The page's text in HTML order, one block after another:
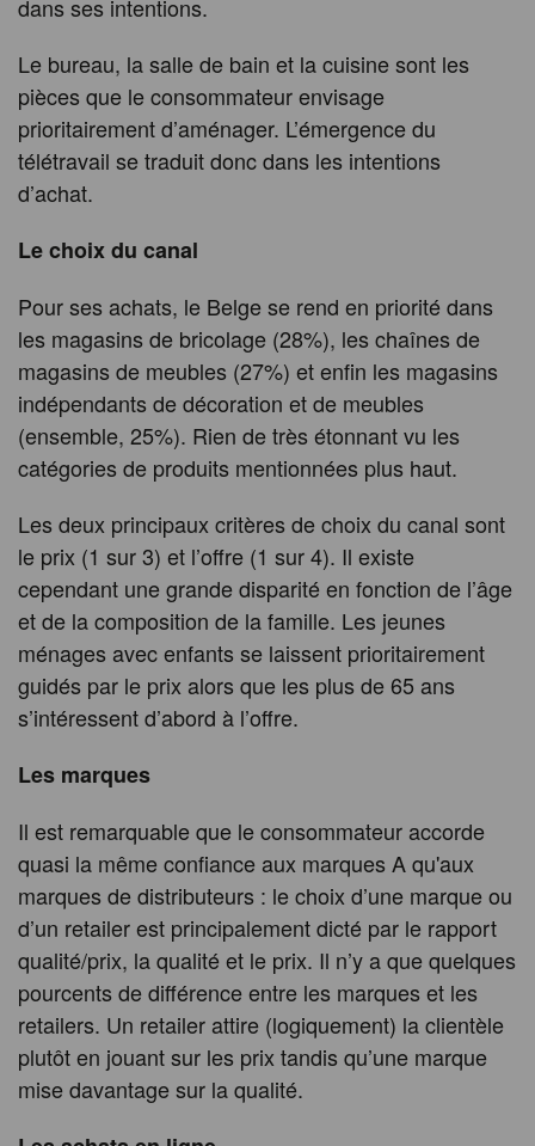
dans ses intentions.
Le bureau, la salle de bain et la cuisine sont les
pièces que le consommateur envisage
prioritairement d’aménager. L’émergence du
télétravail se traduit donc dans les intentions
d’achat.
Le choix du canal
Pour ses achats, le Belge se rend en priorité dans
les magasins de bricolage (28%), les chaînes de
magasins de meubles (27%) et enfin les magasins
indépendants de décoration et de meubles
(ensemble, 25%). Rien de très étonnant vu les
catégories de produits mentionnées plus haut.
Les deux principaux critères de choix du canal sont
le prix (1 sur 3) et l’offre (1 sur 4). Il existe
cependant une grande disparité en fonction de l’âge
et de la composition de la famille. Les jeunes
ménages avec enfants se laissent prioritairement
guidés par le prix alors que les plus de 65 ans
s’intéressent d’abord à l’offre.
Les marques
Il est remarquable que le consommateur accorde
quasi la même confiance aux marques A qu'aux
marques de distributeurs : le choix d’une marque ou
d’un retailer est principalement dicté par le rapport
qualité/prix, la qualité et le prix. Il n’y a que quelques
pourcents de différence entre les marques et les
retailers. Un retailer attire (logiquement) la clientèle
plutôt en jouant sur les prix tandis qu’une marque
mise davantage sur la qualité.